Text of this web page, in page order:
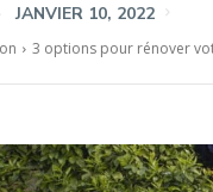
JANVIER 10, 2022
3 options pour rénover